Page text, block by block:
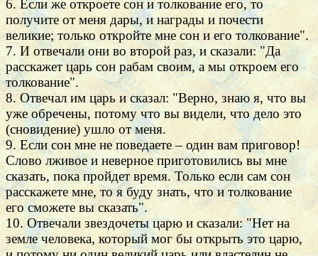
6. Если же откроете сон и толкование его, то
получите от меня дары, и награды и почести
великие; только откройте мне сон и его толкование".
7. И отвечали они во второй раз, и сказали: "Да
расскажет царь сон рабам своим, а мы откроем его
толкование".
8. Отвечал им царь и сказал: "Верно, знаю я, что вы
уже обречены, потому что вы видели, что дело это
(сновидение) ушло от меня.
9. Если сон мне не поведаете – один вам приговор!
Слово лживое и неверное приготовились вы мне
сказать, пока пройдет время. Только если сам сон
расскажете мне, то я буду знать, что и толкование
его сможете вы сказать".
10. Отвечали звездочеты царю и сказали: "Нет на
земле человека, который мог бы открыть это царю,